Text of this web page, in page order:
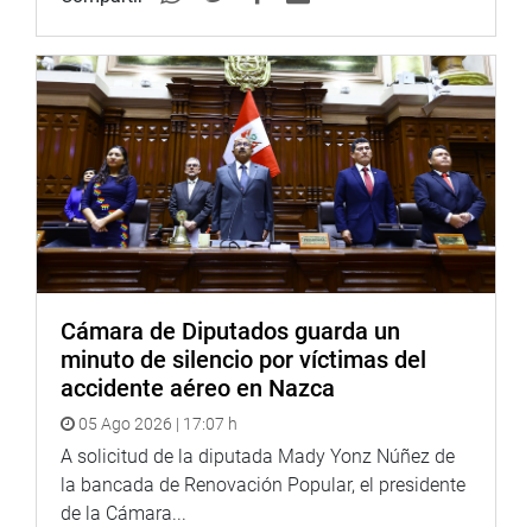
OFICINA DE COMUNICACIONES E IMAGEN
INSTITUCIONAL
Cámara de Diputados guarda un
minuto de silencio por víctimas del
accidente aéreo en Nazca
05 Ago 2026 | 17:07 h
A solicitud de la diputada Mady Yonz Núñez de
la bancada de Renovación Popular, el presidente
de la Cámara...